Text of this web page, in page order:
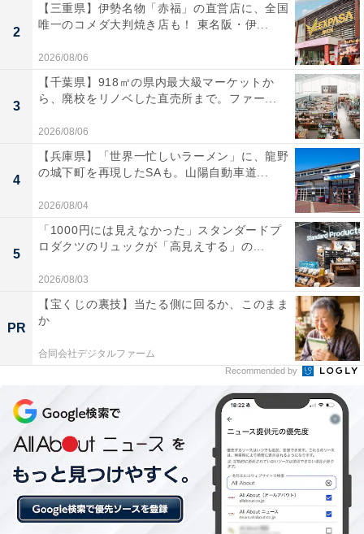
2
【三重県】伊勢名物「赤福」の直営店に、全国
唯一のコメダ大判焼き店も！ 東名阪・伊...
2026/08/06
3
【千葉県】918㎡の県内最大級マーケットか
ら、廃校をリノベした直売所まで。ファー...
2026/08/06
4
【兵庫県】「世界一忙しいラーメン」に、龍野
の城下町を再現したSAも。山陽自動車道...
2026/08/04
5
「1000円には見えなかった」スタンダードプ
ロダクツのリュックが「高見えする」の...
2026/08/03
PR
【宝くじの裏技】当たる側に回るか、このまま
か
合同会社デジタルファーム
Recommended by